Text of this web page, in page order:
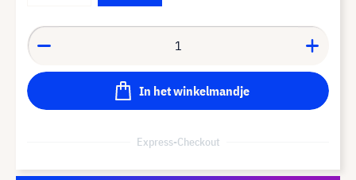
In het winkelmandje
Express-Checkout